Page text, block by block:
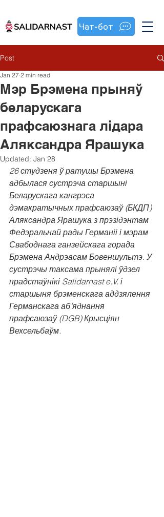
Чат-бот
Post
Мэр Брэмена прыняў
беларускага
прафсаюзнага лідара
Аляксандра Ярашука
Jan 27 2 min read
Updated: Jan 28
26 студзеня ў ратушы Брэмена
адбылася сустрэча старшыні
Беларускага кангрэса
дэмакратычных прафсаюзаў (БКДП)
Аляксандра Ярашука з прэзідэнтам
Федэральнай рады Германіі і мэрам
Свабоднага ганзейскага горада
Брэмена Андрэасам Бовеншультэ. У
сустрэчы таксама прынялі ўдзел
прадстаўнікі Salidarnast e.V. і
старшыня брэменскага аддзялення
Германскага аб'яднання
прафсаюзаў (DGB) Крысціян
Вехсельбаўм.